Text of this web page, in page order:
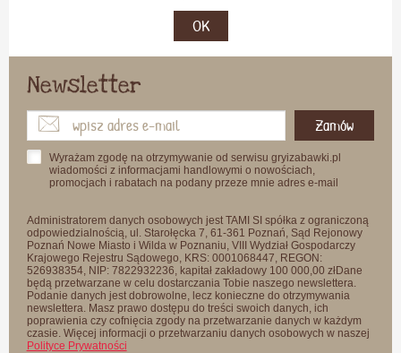
OK
Newsletter
Zamów
Wyrażam zgodę na otrzymywanie od serwisu gryizabawki.pl
wiadomości z informacjami handlowymi o nowościach,
promocjach i rabatach na podany przeze mnie adres e-mail
Administratorem danych osobowych jest TAMI SI spółka z ograniczoną
odpowiedzialnością, ul. Starołęcka 7, 61-361 Poznań, Sąd Rejonowy
Poznań Nowe Miasto i Wilda w Poznaniu, VIII Wydział Gospodarczy
Krajowego Rejestru Sądowego, KRS: 0001068447, REGON:
526938354, NIP: 7822932236, kapitał zakładowy 100 000,00 złDane
będą przetwarzane w celu dostarczania Tobie naszego newslettera.
Podanie danych jest dobrowolne, lecz konieczne do otrzymywania
newslettera. Masz prawo dostępu do treści swoich danych, ich
poprawienia czy cofnięcia zgody na przetwarzanie danych w każdym
czasie. Więcej informacji o przetwarzaniu danych osobowych w naszej
Polityce Prywatności